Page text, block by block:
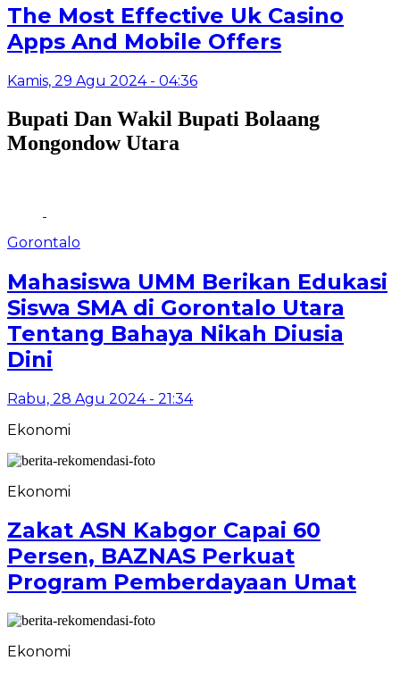
The Most Effective Uk Casino
Apps And Mobile Offers
Kamis, 29 Agu 2024 - 04:36
Bupati Dan Wakil Bupati Bolaang
Mongondow Utara
Gorontalo
Mahasiswa UMM Berikan Edukasi
Siswa SMA di Gorontalo Utara
Tentang Bahaya Nikah Diusia
Dini
Rabu, 28 Agu 2024 - 21:34
Ekonomi
Ekonomi
Zakat ASN Kabgor Capai 60
Persen, BAZNAS Perkuat
Program Pemberdayaan Umat
Ekonomi